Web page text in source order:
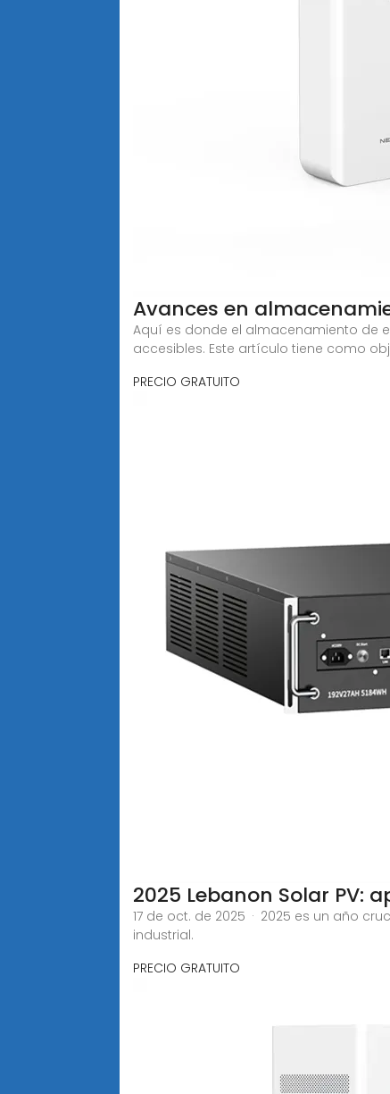
Avances en
Aquí es donde el almacenamiento de
accesibles. Este artículo tiene como
PRECIO GRATUITO
2025 Lebanon Solar PV:
17 de oct. de 2025 · 2025 es un año
industrial.
PRECIO GRATUITO